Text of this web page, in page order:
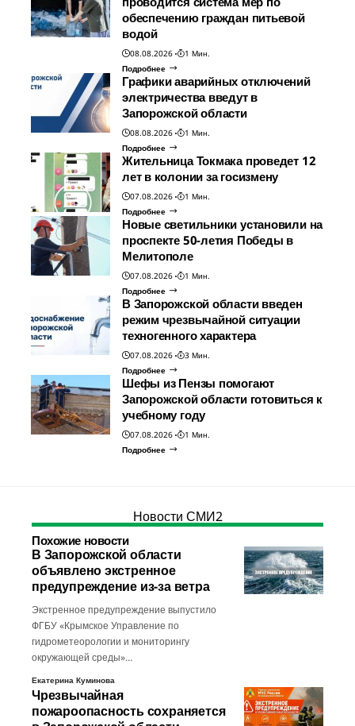
обеспечению граждан питьевой
водой
08.08.2026
1 Мин.
Подробнее
Графики аварийных отключений
электричества введут в
Запорожской области
08.08.2026
1 Мин.
Подробнее
Жительница Токмака проведет 12
лет в колонии за госизмену
07.08.2026
1 Мин.
Подробнее
Новые светильники установили на
проспекте 50-летия Победы в
Мелитополе
07.08.2026
1 Мин.
Подробнее
В Запорожской области введен
режим чрезвычайной ситуации
техногенного характера
07.08.2026
3 Мин.
Подробнее
Шефы из Пензы помогают
Запорожской области готовиться к
учебному году
07.08.2026
1 Мин.
Подробнее
Новости СМИ2
Похожие новости
В Запорожской области
объявлено экстренное
предупреждение из-за ветра
Экстренное предупреждение выпустило
ФГБУ «Крымское Управление по
гидрометеорологии и мониторингу
окружающей среды»…
Екатерина Куминова
Чрезвычайная
пожароопасность сохраняется